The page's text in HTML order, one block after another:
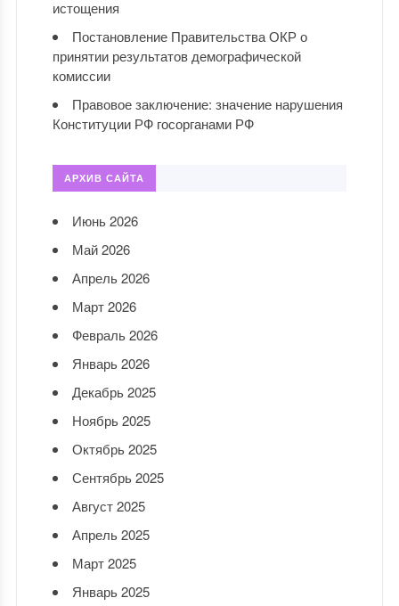
истощения
Постановление Правительства ОКР о
принятии результатов демографической
комиссии
Правовое заключение: значение нарушения
Конституции РФ госорганами РФ
АРХИВ САЙТА
Июнь 2026
Май 2026
Апрель 2026
Март 2026
Февраль 2026
Январь 2026
Декабрь 2025
Ноябрь 2025
Октябрь 2025
Сентябрь 2025
Август 2025
Апрель 2025
Март 2025
Январь 2025